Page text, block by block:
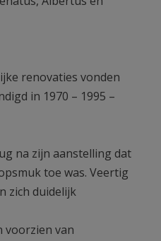
renovaties vonden
in 1970 – 1995 –
na zijn aanstelling dat
toe was. Veertig
zich duidelijk
voorzien van